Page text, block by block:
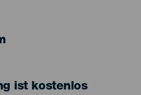
ist kostenlos